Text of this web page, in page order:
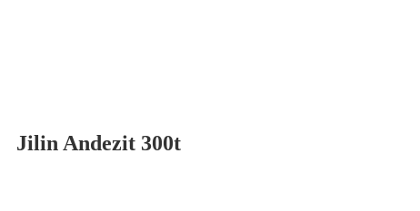
Jilin Andezit 300t